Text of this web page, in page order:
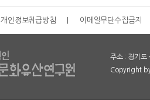
개인정보취급방침 이메일무단수집금지
주소 : 경기
Copyright